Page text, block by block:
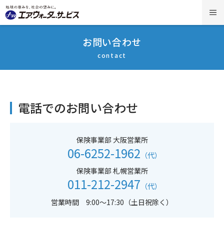
お問い合わせ
contact
電話でのお問い合わせ
保険事業部 大阪営業所
06-6252-1962 （代）
保険事業部 札幌営業所
011-212-2947 （代）
営業時間 9:00～17:30（土日祝除く）